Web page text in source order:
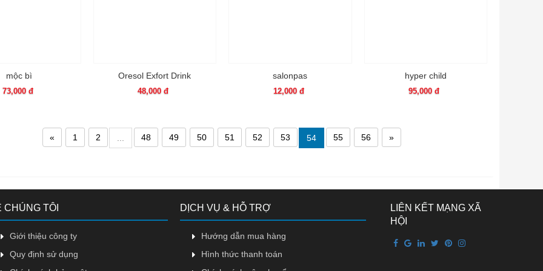
mộc bì
73,000 đ
Oresol Exfort Drink
48,000 đ
salonpas
12,000 đ
hyper child
95,000 đ
« 1 2 48 49 50 51 52 53 54 55 56 »
CHÚNG TÔI
Giới thiệu công ty
Quy định sử dụng
DỊCH VỤ & HỖ TRỢ
Hướng dẫn mua hàng
Hình thức thanh toán
LIÊN KẾT MẠNG XÃ
HỘI